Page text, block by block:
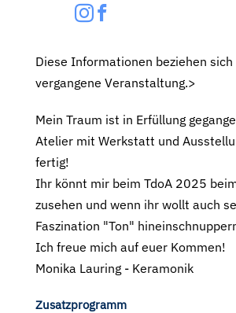
Diese Informationen beziehen sich
vergangene Veranstaltung.>
Mein Traum ist in Erfüllung
Atelier mit Werkstatt und
fertig!
Ihr könnt mir beim TdoA 2025
zusehen und wenn ihr wollt auch
Faszination "Ton"
Ich freue mich auf euer Kommen!
Monika Lauring - Keramonik
Zusatzprogramm